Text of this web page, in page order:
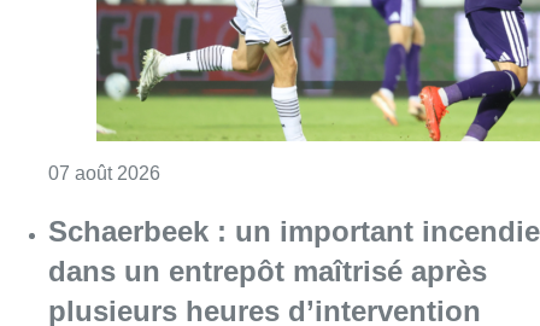
07 août 2026
Schaerbeek : un important incendie
dans un entrepôt maîtrisé après
plusieurs heures d’intervention